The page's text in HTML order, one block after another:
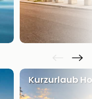
Kurzurlaub